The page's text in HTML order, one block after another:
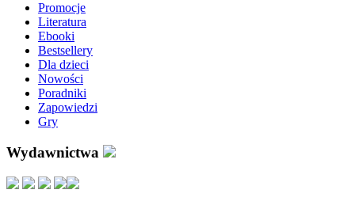
Promocje
Literatura
Ebooki
Bestsellery
Dla dzieci
Nowości
Poradniki
Zapowiedzi
Gry
Wydawnictwa